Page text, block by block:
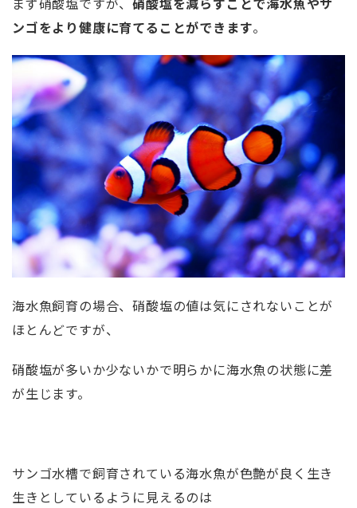
ンゴをより健康に育てることができます。
海水魚飼育の場合、硝酸塩の値は気にされないことが
ほとんどですが、
硝酸塩が多いか少ないかで明らかに海水魚の状態に差
が生じます。
サンゴ水槽で飼育されている海水魚が色艶が良く生き
生きとしているように見えるのは